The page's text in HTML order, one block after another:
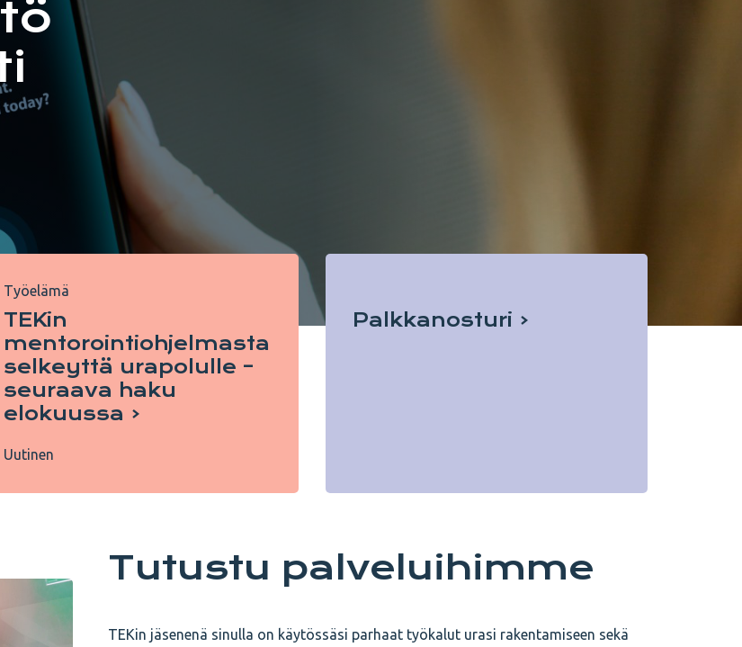
Työelämä
TEKin
mentorointiohjelmasta
selkeyttä urapolulle –
seuraava haku
elokuussa
Uutinen
Palkkanosturi
Tutustu palveluihimme
TEKin jäsenenä sinulla on käytössäsi parhaat työkalut urasi rakentamiseen sekä